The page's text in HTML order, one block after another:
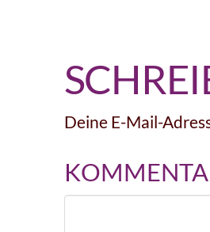
Deine E-Mail-